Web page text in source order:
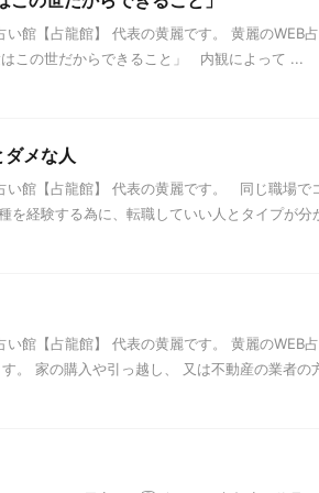
い館【占龍館】 代表の黄麗です。 黄麗の
この世だからできること」 内観によって ...
メな人
い館【占龍館】 代表の黄麗です。 同じ職場で
を経験する為に、転職していい人とタイプが
い館【占龍館】 代表の黄麗です。 黄麗のWEB
。 家の購入や引っ越し、 又は不動産の業者の